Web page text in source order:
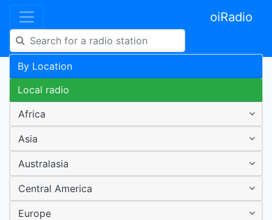
oiRadio
By Location
Local radio
Africa
Asia
Australasia
Central America
Europe